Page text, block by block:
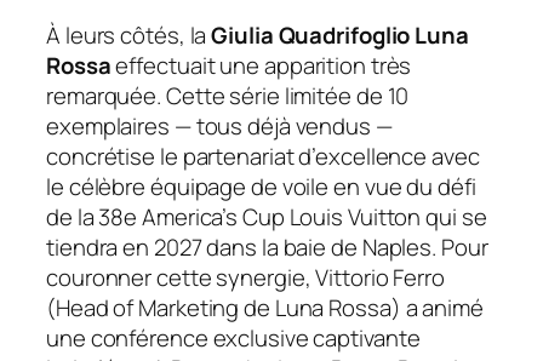
À leurs côtés, laGiulia Quadrifoglio Luna
Rossaeffectuait une apparition très
remarquée. Cette série limitée de 10
exemplaires — tous déjà vendus —
concrétise le partenariat d’excellence avec
le célèbre équipage de voile en vue du défi
de la 38e America’s Cup Louis Vuitton qui se
tiendra en 2027 dans la baie de Naples. Pour
couronner cette synergie, Vittorio Ferro
(Head of Marketing de Luna Rossa) a animé
une conférence exclusive captivante